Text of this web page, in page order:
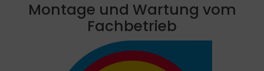
Montage und Wartung vom
Fachbetrieb